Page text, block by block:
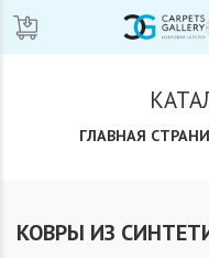
ГЛАВНАЯ
КОВРЫ ИЗ